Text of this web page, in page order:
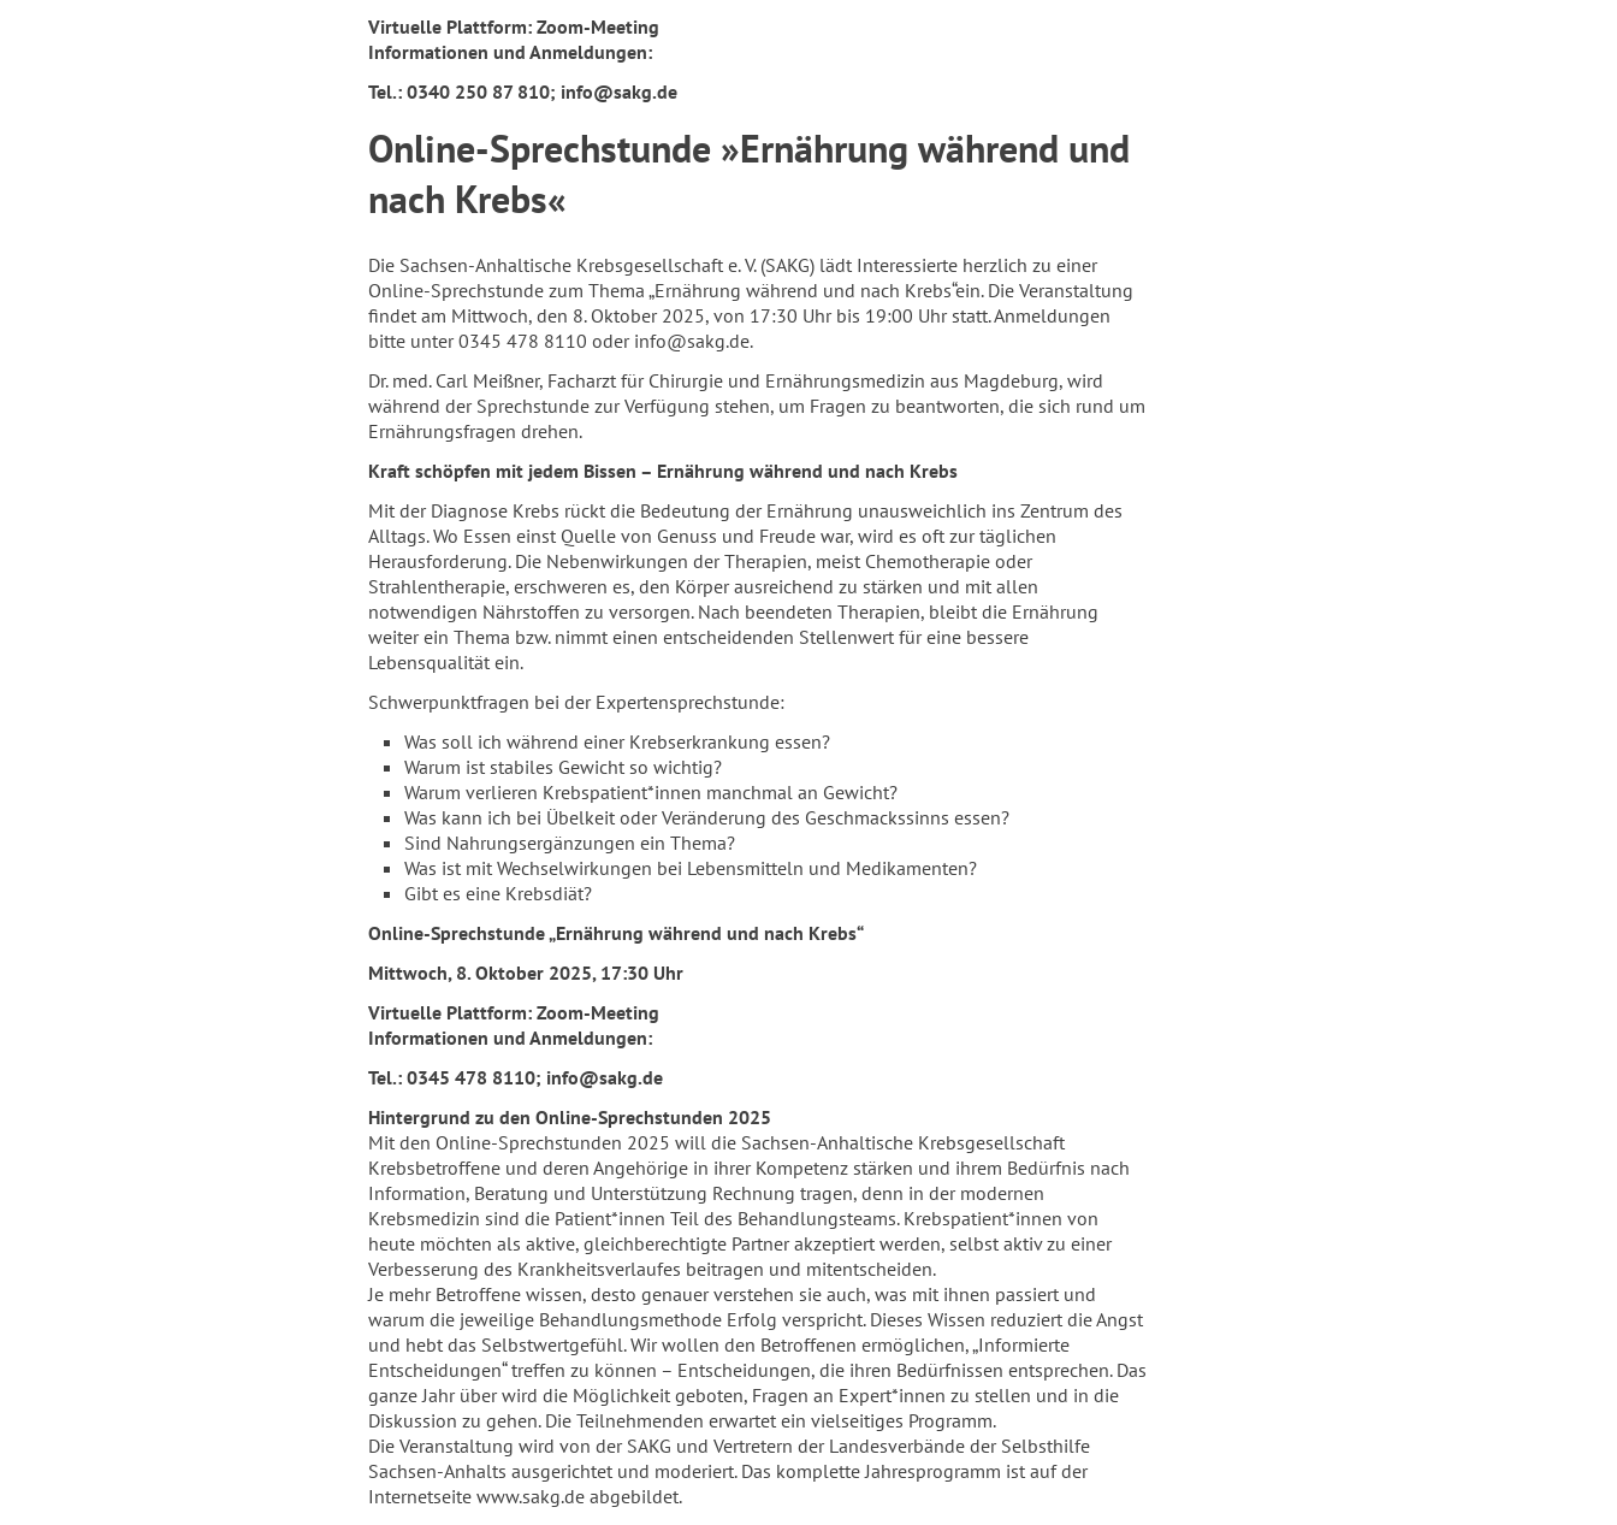
Virtuelle Plattform: Zoom-Meeting
Informationen und Anmeldungen:
Tel.: 0340 250 87 810; info@sakg.de
Online-Sprechstunde »Ernährung während und
nach Krebs«
Die Sachsen-Anhaltische Krebsgesellschaft e. V. (SAKG) lädt Interessierte herzlich zu einer
Online-Sprechstunde zum Thema „Ernährung während und nach Krebs“ein. Die Veranstaltung
findet am Mittwoch, den 8. Oktober 2025, von 17:30 Uhr bis 19:00 Uhr statt. Anmeldungen
bitte unter 0345 478 8110 oder info@sakg.de.
Dr. med. Carl Meißner, Facharzt für Chirurgie und Ernährungsmedizin aus Magdeburg, wird
während der Sprechstunde zur Verfügung stehen, um Fragen zu beantworten, die sich rund um
Ernährungsfragen drehen.
Kraft schöpfen mit jedem Bissen – Ernährung während und nach Krebs
Mit der Diagnose Krebs rückt die Bedeutung der Ernährung unausweichlich ins Zentrum des
Alltags. Wo Essen einst Quelle von Genuss und Freude war, wird es oft zur täglichen
Herausforderung. Die Nebenwirkungen der Therapien, meist Chemotherapie oder
Strahlentherapie, erschweren es, den Körper ausreichend zu stärken und mit allen
notwendigen Nährstoffen zu versorgen. Nach beendeten Therapien, bleibt die Ernährung
weiter ein Thema bzw. nimmt einen entscheidenden Stellenwert für eine bessere
Lebensqualität ein.
Schwerpunktfragen bei der Expertensprechstunde:
Was soll ich während einer Krebserkrankung essen?
Warum ist stabiles Gewicht so wichtig?
Warum verlieren Krebspatient*innen manchmal an Gewicht?
Was kann ich bei Übelkeit oder Veränderung des Geschmackssinns essen?
Sind Nahrungsergänzungen ein Thema?
Was ist mit Wechselwirkungen bei Lebensmitteln und Medikamenten?
Gibt es eine Krebsdiät?
Online-Sprechstunde „Ernährung während und nach Krebs“
Mittwoch, 8. Oktober 2025, 17:30 Uhr
Virtuelle Plattform: Zoom-Meeting
Informationen und Anmeldungen:
Tel.: 0345 478 8110; info@sakg.de
Hintergrund zu den Online-Sprechstunden 2025
Mit den Online-Sprechstunden 2025 will die Sachsen-Anhaltische Krebsgesellschaft
Krebsbetroffene und deren Angehörige in ihrer Kompetenz stärken und ihrem Bedürfnis nach
Information, Beratung und Unterstützung Rechnung tragen, denn in der modernen
Krebsmedizin sind die Patient*innen Teil des Behandlungsteams. Krebspatient*innen von
heute möchten als aktive, gleichberechtigte Partner akzeptiert werden, selbst aktiv zu einer
Verbesserung des Krankheitsverlaufes beitragen und mitentscheiden.
Je mehr Betroffene wissen, desto genauer verstehen sie auch, was mit ihnen passiert und
warum die jeweilige Behandlungsmethode Erfolg verspricht. Dieses Wissen reduziert die Angst
und hebt das Selbstwertgefühl. Wir wollen den Betroffenen ermöglichen, „Informierte
Entscheidungen“ treffen zu können – Entscheidungen, die ihren Bedürfnissen entsprechen. Das
ganze Jahr über wird die Möglichkeit geboten, Fragen an Expert*innen zu stellen und in die
Diskussion zu gehen. Die Teilnehmenden erwartet ein vielseitiges Programm.
Die Veranstaltung wird von der SAKG und Vertretern der Landesverbände der Selbsthilfe
Sachsen-Anhalts ausgerichtet und moderiert. Das komplette Jahresprogramm ist auf der
Internetseite www.sakg.de abgebildet.